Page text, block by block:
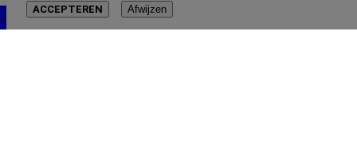
ACCEPTEREN Afwijzen
Cookie toestemming